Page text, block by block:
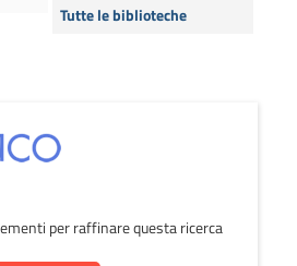
Tutte le biblioteche
per raffinare questa ricerca